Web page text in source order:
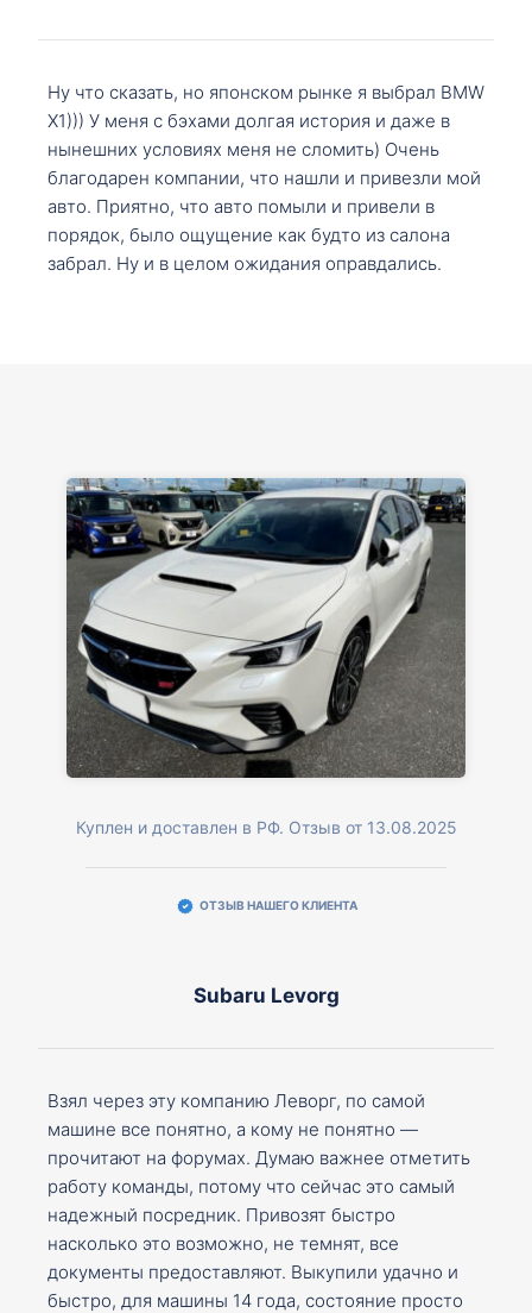
Ну что сказать, но японском рынке я выбрал BMW
X1))) У меня с бэхами долгая история и даже в
нынешних условиях меня не сломить) Очень
благодарен компании, что нашли и привезли мой
авто. Приятно, что авто помыли и привели в
порядок, было ощущение как будто из салона
забрал. Ну и в целом ожидания оправдались.
Куплен и доставлен в РФ. Отзыв от 13.08.2025
ОТЗЫВ НАШЕГО КЛИЕНТА
Subaru Levorg
Взял через эту компанию Леворг, по самой
машине все понятно, а кому не понятно —
прочитают на форумах. Думаю важнее отметить
работу команды, потому что сейчас это самый
надежный посредник. Привозят быстро
насколько это возможно, не темнят, все
документы предоставляют. Выкупили удачно и
быстро, для машины 14 года, состояние просто